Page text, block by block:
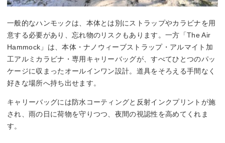
一般的なハンモックは、本体とは別にストラップやカラビナを用
意する必要があり、忘れ物のリスクもあります。一方「The Air
Hammock」は、本体・ナノウィーブストラップ・アルマイト加
工アルミカラビナ・専用キャリーバッグが、すべてひとつのパッ
ケージに収まったオールインワン設計。道具をそろえる手間なく
好きな場所へ持ち出せます。
キャリーバッグには防水コーティングと反射インクプリントが施
され、雨の日に荷物を守りつつ、夜間の視認性を高めてくれま
す。